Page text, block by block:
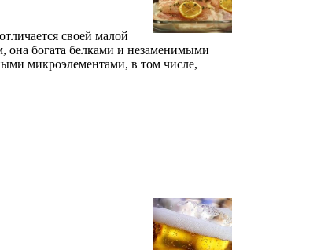
своей малой
она богата белками и незаменимыми
микроэлементами, в том числе,